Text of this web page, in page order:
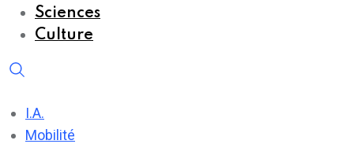
Sciences
Culture
I.A.
Mobilité